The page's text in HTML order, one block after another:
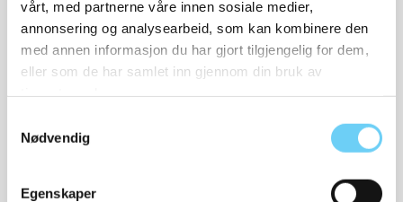
vårt, med partnerne våre innen sosiale medier,
annonsering og analysearbeid, som kan kombinere den
med annen informasjon du har gjort tilgjengelig for dem,
eller som de har samlet inn gjennom din bruk av
Nødvendig
Egenskaper
WOLY